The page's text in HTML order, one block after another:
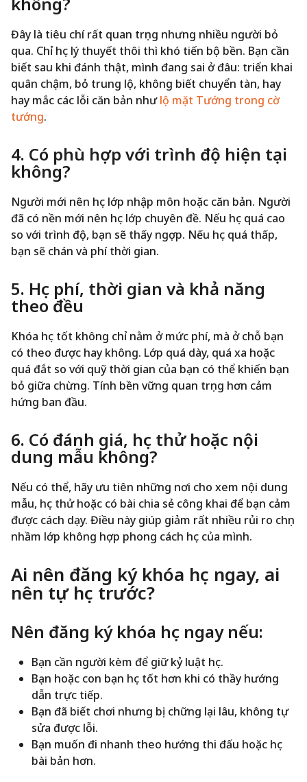
Đây là tiêu chí rất quan trọng nhưng nhiều người bỏ
qua. Chỉ học lý thuyết thôi thì khó tiến bộ bền. Bạn cần
biết sau khi đánh thật, mình đang sai ở đâu: triển khai
quân chậm, bỏ trung lộ, không biết chuyển tàn, hay
hay mắc các lỗi căn bản nhưlộ mặt Tướng trong cờ
tướng.
4. Có phù hợp với trình độ hiện tại
không?
Người mới nên học lớp nhập môn hoặc căn bản. Người
đã có nền mới nên học lớp chuyên đề. Nếu học quá cao
so với trình độ, bạn sẽ thấy ngợp. Nếu học quá thấp,
bạn sẽ chán và phí thời gian.
5. Học phí, thời gian và khả năng
theo đều
Khóa học tốt không chỉ nằm ở mức phí, mà ở chỗ bạn
có theo được hay không. Lớp quá dày, quá xa hoặc
quá đắt so với quỹ thời gian của bạn có thể khiến bạn
bỏ giữa chừng. Tính bền vững quan trọng hơn cảm
hứng ban đầu.
6. Có đánh giá, học thử hoặc nội
dung mẫu không?
Nếu có thể, hãy ưu tiên những nơi cho xem nội dung
mẫu, học thử hoặc có bài chia sẻ công khai để bạn cảm
được cách dạy. Điều này giúp giảm rất nhiều rủi ro chọn
nhầm lớp không hợp phong cách học của mình.
Ai nên đăng ký khóa học ngay, ai
nên tự học trước?
Nên đăng ký khóa học ngay nếu:
Bạn cần người kèm để giữ kỷ luật học.
Bạn hoặc con bạn học tốt hơn khi có thầy hướng
dẫn trực tiếp.
Bạn đã biết chơi nhưng bị chững lại lâu, không tự
sửa được lỗi.
Bạn muốn đi nhanh theo hướng thi đấu hoặc học
bài bản hơn.